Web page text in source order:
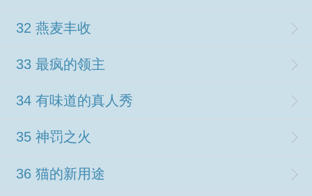
32 燕麦丰收
33 最疯的领主
34 有味道的真人秀
35 神罚之火
36 猫的新用途